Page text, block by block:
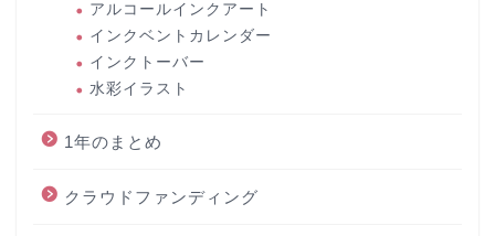
アルコールインクアート
インクベントカレンダー
インクトーバー
水彩イラスト
1年のまとめ
クラウドファンディング